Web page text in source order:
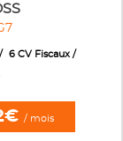
6 CV Fiscaux
/ mois